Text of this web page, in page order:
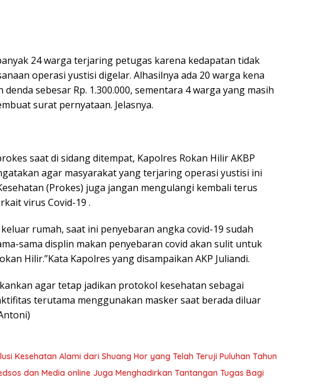
24 warga terjaring petugas karena kedapatan tidak
operasi yustisi digelar. Alhasilnya ada 20 warga kena
sebesar Rp. 1.300.000, sementara 4 warga yang masih
surat pernyataan. Jelasnya.
saat di sidang ditempat, Kapolres Rokan Hilir AKBP
agar masyarakat yang terjaring operasi yustisi ini
(Prokes) juga jangan mengulangi kembali terus
virus Covid-19 .
rumah, saat ini penyebaran angka covid-19 sudah
sama displin makan penyebaran covid akan sulit untuk
Hilir.”Kata Kapolres yang disampaikan AKP Juliandi.
agar tetap jadikan protokol kesehatan sebagai
terutama menggunakan masker saat berada diluar
Kesehatan Alami dari Shuang Hor yang Telah Teruji Puluhan Tahun
dan Media online Juga Menghadirkan Tantangan Tugas Bagi